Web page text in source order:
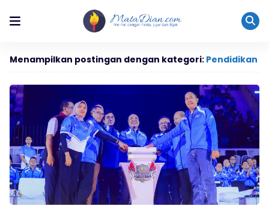
Menampilkan postingan dengan kategori: Pendidikan